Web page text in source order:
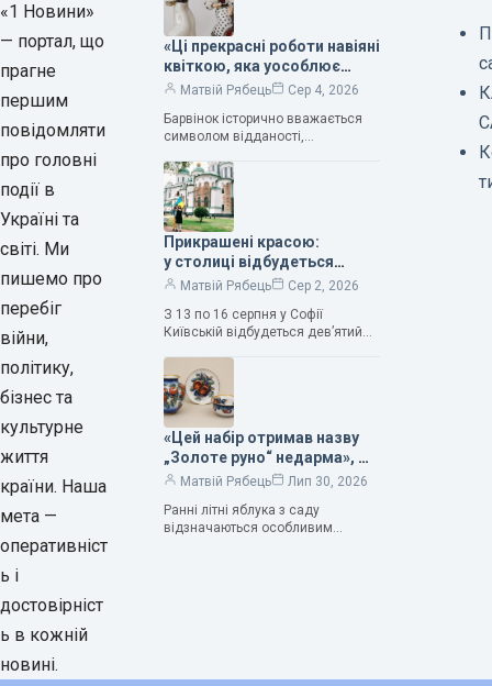
«1 Новини»
— портал, що
прагне
першим
повідомляти
про головні
події в
Україні та
світі. Ми
пишемо про
перебіг
війни,
політику,
бізнес та
культурне
життя
країни. Наша
мета —
оперативніст
ь і
достовірніст
ь в кожній
новині.
«Ці прекрасні роботи навіяні
квіткою, яка уособлює
нескінченне кохання», —
Людмила Карпінська-
Романюк
Матвій Рябець
Сер 4, 2026
Барвінок історично вважається
символом відданості,
та тривалого подружнього союзу.
Саме тому ця рослина надихала і
продовжує надихати митців на
Прикрашені красою:
у столиці відбудеться
дев’ятий фестиваль
Матвій Рябець
Сер 2, 2026
З 13 по 16 серпня у Софії
Київській відбудеться дев’ятий
мистецтв Bouquet Kyiv Stage. Ця
подія традиційно…
«Цей набір отримав назву
„Золоте руно“ недарма», —
колекціонерка Людмила
Матвій Рябець
Лип 30, 2026
Ранні літні яблука з саду
відзначаються особливим